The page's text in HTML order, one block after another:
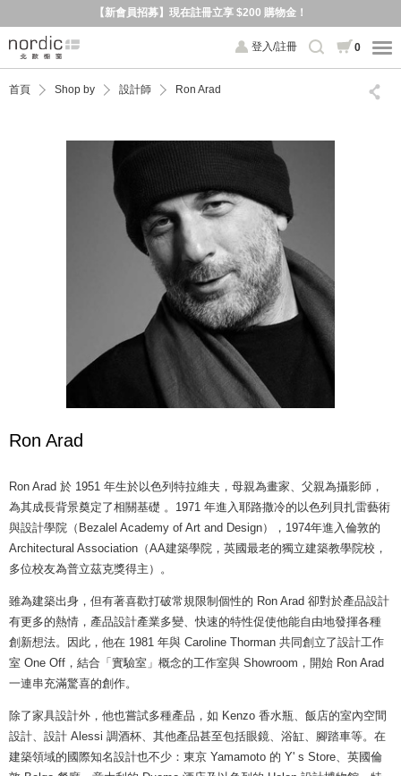
【新會員招募】現在註冊立享 $200 購物金！
登入/註冊 0
首頁 Shop by 設計師 Ron Arad
Ron Arad
Ron Arad 於 1951 年生於以色列特拉維夫，母親為畫家、父親為攝影師，
為其成長背景奠定了相關基礎 。1971 年進入耶路撒冷的以色列貝扎雷藝術
與設計學院（Bezalel Academy of Art and Design），1974年進入倫敦的
Architectural Association（AA建築學院，英國最老的獨立建築教學院校，
多位校友為普立茲克獎得主）。
雖為建築出身，但有著喜歡打破常規限制個性的 Ron Arad 卻對於產品設計
有更多的熱情，產品設計產業多變、快速的特性促使他能自由地發揮各種
創新想法。因此，他在 1981 年與 Caroline Thorman 共同創立了設計工作
室 One Off，結合「實驗室」概念的工作室與 Showroom，開始 Ron Arad
一連串充滿驚喜的創作。
除了家具設計外，他也嘗試多種產品，如 Kenzo 香水瓶、飯店的室內空間
設計、設計 Alessi 調酒杯、其他產品甚至包括眼鏡、浴缸、腳踏車等。在
建築領域的國際知名設計也不少：東京 Yamamoto 的 Y' s Store、英國倫